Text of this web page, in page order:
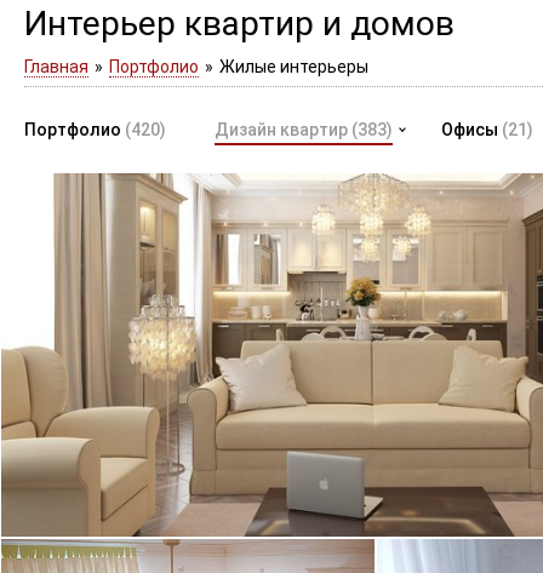
Интерьер квартир и домов
Главная » Портфолио » Жилые интерьеры
Портфолио (420) Дизайн квартир (383) Офисы (21)
Элитный дизайн в ЖК Парадный квартал в
бежевом цвете. В гостиной с высокими
потолками установлен фальш-камин. ...
квартира, 128 м2
17.12.2013